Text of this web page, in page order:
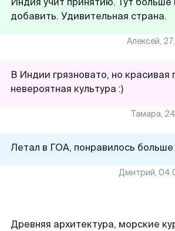
добавить. Удивительная страна.
Алексей,
В Индии грязновато, но красивая
невероятная культура :)
Тамара,
Летал в ГОА, понравилось
Дмитрий,
Древняя архитектура, морские